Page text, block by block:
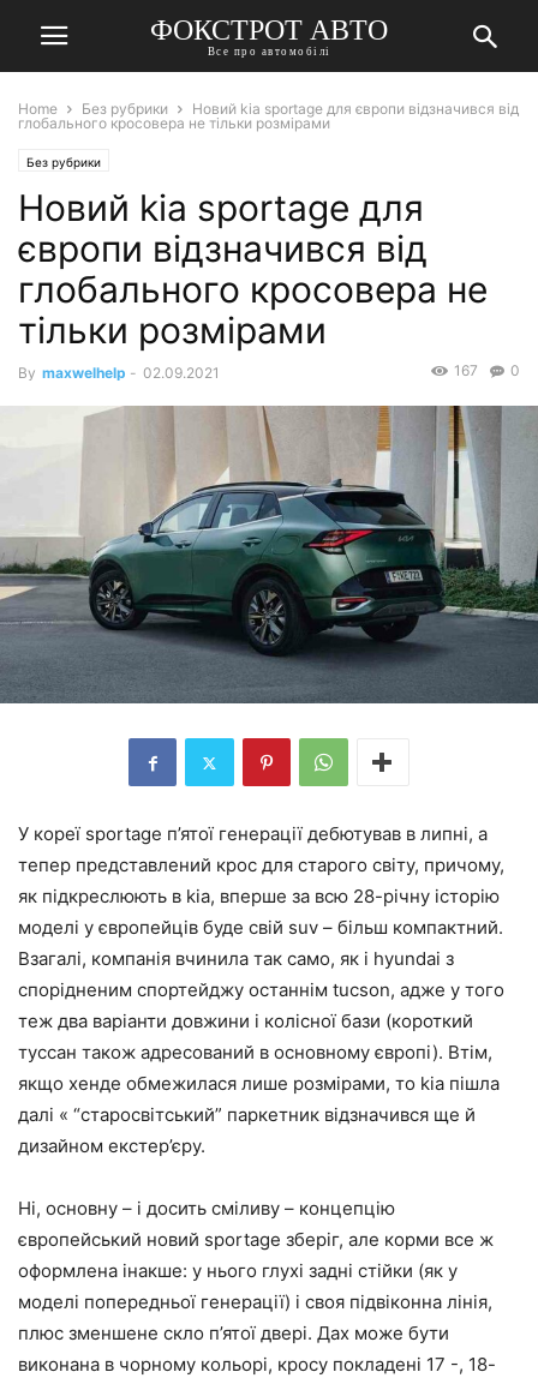
ФОКСТРОТ АВТО
Все про автомобілі
Home Без рубрики
Новий kia sportage для європи відзначився від
глобального кросовера не тільки розмірами
Без рубрики
Новий kia sportage для
європи відзначився від
глобального кросовера не
тільки розмірами
By maxwelhelp - 02.09.2021 0
167
У кореї sportage п’ятої генерації дебютував в липні, а
тепер представлений крос для старого світу, причому,
як підкреслюють в kia, вперше за всю 28-річну історію
моделі у європейців буде свій suv – більш компактний.
Взагалі, компанія вчинила так само, як і hyundai з
спорідненим спортейджу останнім tucson, адже у того
теж два варіанти довжини і колісної бази (короткий
туссан також адресований в основному європі). Втім,
якщо хенде обмежилася лише розмірами, то kia пішла
далі « “старосвітський” паркетник відзначився ще й
дизайном екстер’єру.
Ні, основну – і досить сміливу – концепцію
європейський новий sportage зберіг, але корми все ж
оформлена інакше: у нього глухі задні стійки (як у
моделі попередньої генерації) і своя підвіконна лінія,
плюс зменшене скло п’ятої двері. Дах може бути
виконана в чорному кольорі, кросу покладені 17 -, 18-